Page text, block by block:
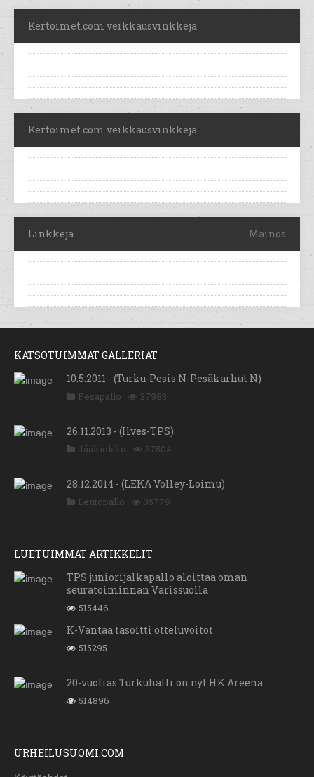
Kertoimet.com veikkausvinkkejä
Kertoimet.com veikkausvinkkejä
Linkkejä Mainos
KATSOTUIMMAT GALLERIAT
10.5.2011 - (Turku-Pesis N-Pesäkarhut N)
Pesäpallo 37983
26.11.2013 - (Ilves-TPS)
Jääkiekko 37504
28.12.2014 - (LEKA Volley-Loimu)
Lentopallo 35779
LUETUIMMAT ARTIKKELIT
TPS juniorijalkapallo aloittaa oman
seuratoiminnan Varissuolla
515446
K-Vantaa tasoitti otteluvoitot
515295
20-vuotias Turkuhalli on nyt HK Areena
514896
URHEILUSUOMI.COM